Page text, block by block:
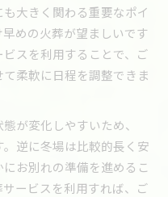
大きく関わる重要なポイ
めの火葬が望ましいです
スを利用することで、ご
柔軟に日程を調整できま
が変化しやすいため、
逆に冬場は比較的長く安
お別れの準備を進めるこ
ービスを利用すれば、ご